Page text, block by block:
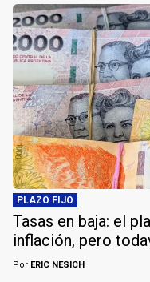
PLAZO FIJO
Tasas en baja: el
inflación, pero
Por ERIC NESICH